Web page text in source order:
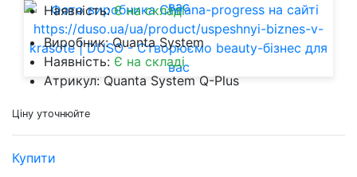
Наявність:Є на складі
Виробник: Quanta System
Наявність: Є на складі
Атрикул: Quanta System Q-Plus
Ціну уточнюйте
Купити